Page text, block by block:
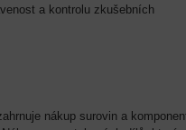
a kontrolu zkušebních
nákup surovin a